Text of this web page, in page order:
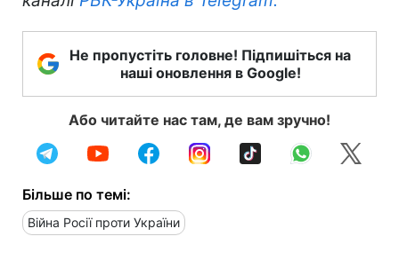
Не пропустіть головне! Підпишіться на
наші оновлення в Google!
Або читайте нас там, де вам зручно!
Більше по темі:
Війна Росії проти України